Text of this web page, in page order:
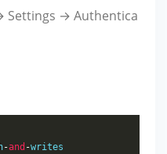
Settings → Authentica
-and -